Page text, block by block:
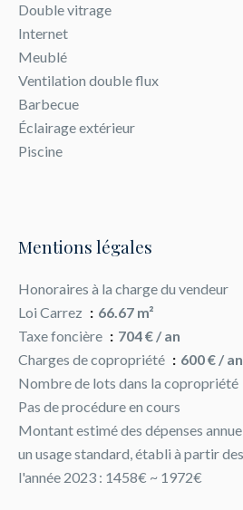
Double vitrage
Internet
Meublé
Ventilation double flux
Barbecue
Éclairage extérieur
Piscine
Mentions légales
Honoraires à la charge du vendeur
Loi Carrez
66.67 m²
Taxe foncière
704 € / an
Charges de copropriété
600 € / an
Nombre de lots dans la copropriété
Pas de procédure en cours
Montant estimé des dépenses
un usage standard, établi à partir
l'année 2023 : 1458€ ~ 1972€